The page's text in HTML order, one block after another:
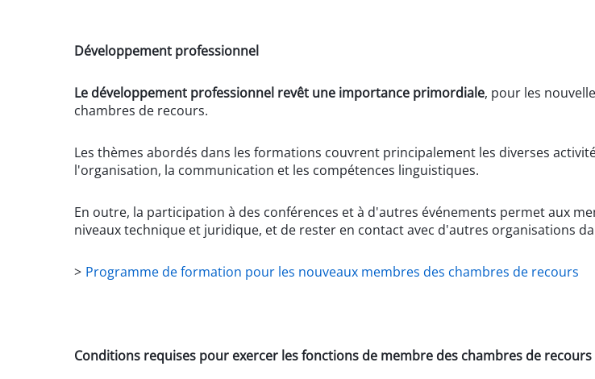
Développement professionnel
Le développement professionnel revêt une importance primordiale, pour les
chambres de recours.
Les thèmes abordés dans les formations couvrent principalement les diverses
l'organisation, la communication et les compétences linguistiques.
En outre, la participation à des conférences et à d'autres événements permet aux
niveaux technique et juridique, et de rester en contact avec d'autres organisations
> Programme de formation pour les nouveaux membres des chambres de recours
Conditions requises pour exercer les fonctions de membre des chambres de recours